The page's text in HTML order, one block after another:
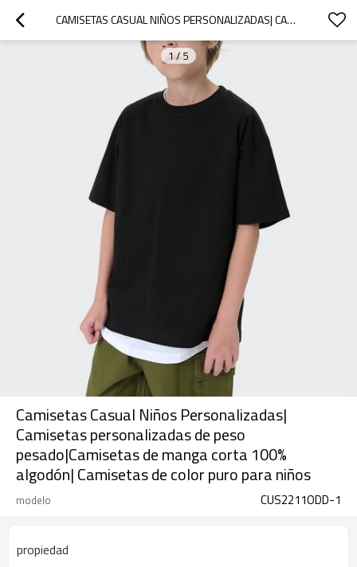
CAMISETAS CASUAL NIÑOS PERSONALIZADAS| CAMISETAS PERSONALIZADAS DE PESO PESADO|CAMISETAS DE MANGA CORTA 100% ALGODÓN| CAMISETAS DE COLOR PURO PARA NIÑOS
1/5
Camisetas Casual Niños Personalizadas|
Camisetas personalizadas de peso
pesado|Camisetas de manga corta 100%
algodón| Camisetas de color puro para niños
modelo CUS2211ODD-1
propiedad